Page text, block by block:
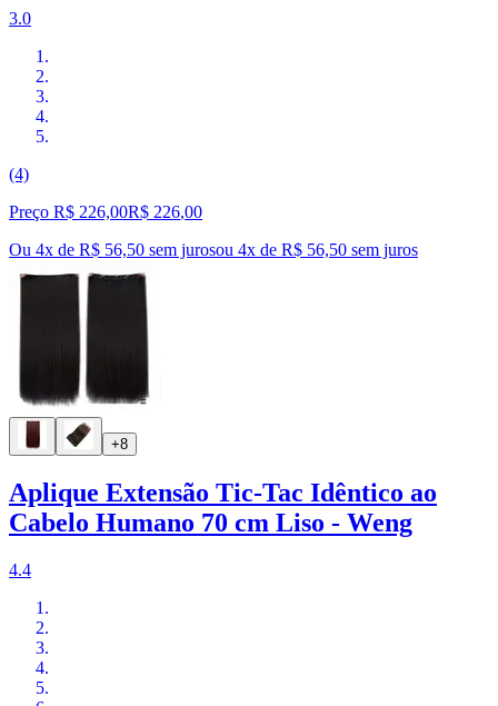
3.0
(4)
Preço R$ 226,00R$ 226,00
Ou 4x de R$ 56,50 sem jurosou 4x de R$ 56,50 sem juros
+8
Aplique Extensão Tic-Tac Idêntico ao
Cabelo Humano 70 cm Liso - Weng
4.4